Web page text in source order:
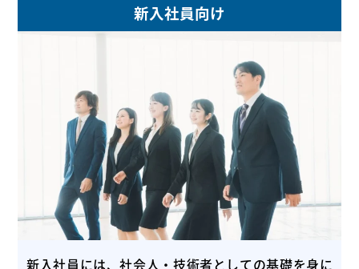
新入社員向け
新入社員には、社会人・技術者としての基礎を身に